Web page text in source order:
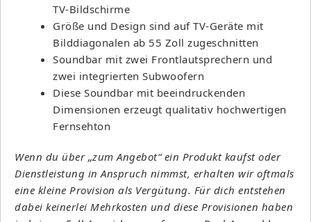
TV-Bildschirme
Größe und Design sind auf TV-Geräte mit
Bilddiagonalen ab 55 Zoll zugeschnitten
Soundbar mit zwei Frontlautsprechern und
zwei integrierten Subwoofern
Diese Soundbar mit beeindruckenden
Dimensionen erzeugt qualitativ hochwertigen
Fernsehton
Wenn du über „zum Angebot“ ein Produkt kaufst oder
Dienstleistung in Anspruch nimmst, erhalten wir oftmals
eine kleine Provision als Vergütung. Für dich entstehen
dabei keinerlei Mehrkosten und diese Provisionen haben